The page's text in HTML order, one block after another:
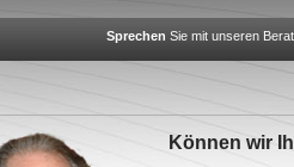
Sprechen Sie mit unseren
Können wir